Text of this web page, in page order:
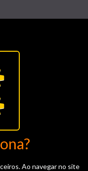
Ao navegar no site